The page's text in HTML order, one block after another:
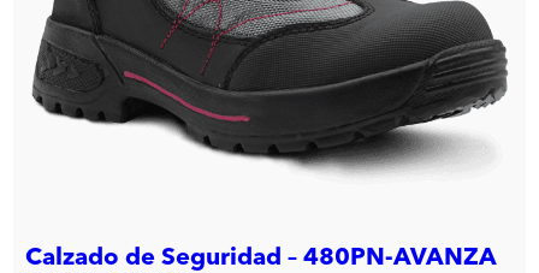
Calzado de Seguridad – 480PN-AVANZA